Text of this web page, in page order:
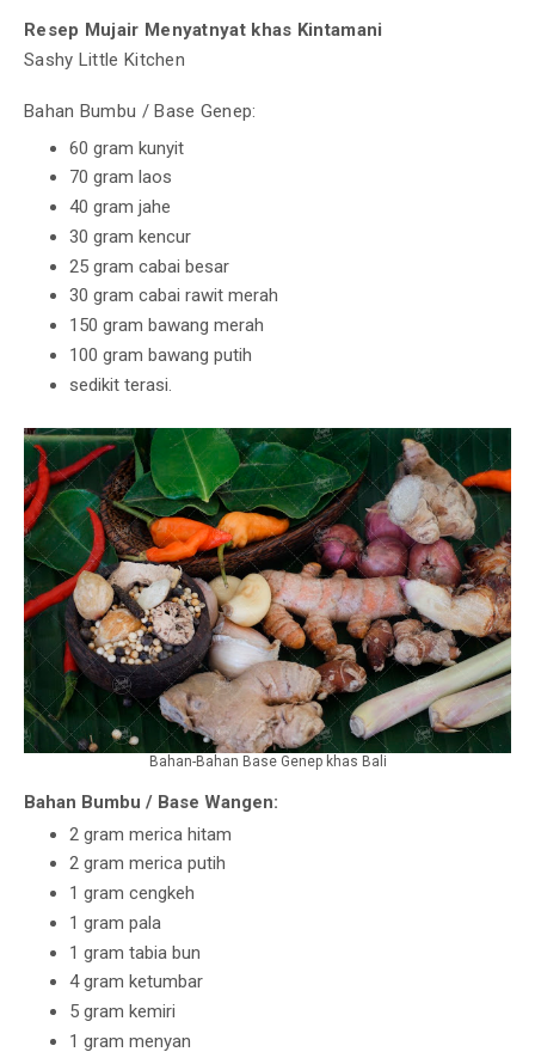
Resep Mujair Menyatnyat khas Kintamani
Sashy Little Kitchen
Bahan Bumbu / Base Genep:
60 gram kunyit
70 gram laos
40 gram jahe
30 gram kencur
25 gram cabai besar
30 gram cabai rawit merah
150 gram bawang merah
100 gram bawang putih
sedikit terasi.
Bahan-Bahan Base Genep khas Bali
Bahan Bumbu / Base Wangen:
2 gram merica hitam
2 gram merica putih
1 gram cengkeh
1 gram pala
1 gram tabia bun
4 gram ketumbar
5 gram kemiri
1 gram menyan